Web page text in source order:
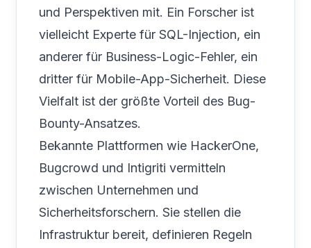
und Perspektiven mit. Ein Forscher ist
vielleicht Experte für SQL-Injection, ein
anderer für Business-Logic-Fehler, ein
dritter für Mobile-App-Sicherheit. Diese
Vielfalt ist der größte Vorteil des Bug-
Bounty-Ansatzes.
Bekannte Plattformen wie HackerOne,
Bugcrowd und Intigriti vermitteln
zwischen Unternehmen und
Sicherheitsforschern. Sie stellen die
Infrastruktur bereit, definieren Regeln